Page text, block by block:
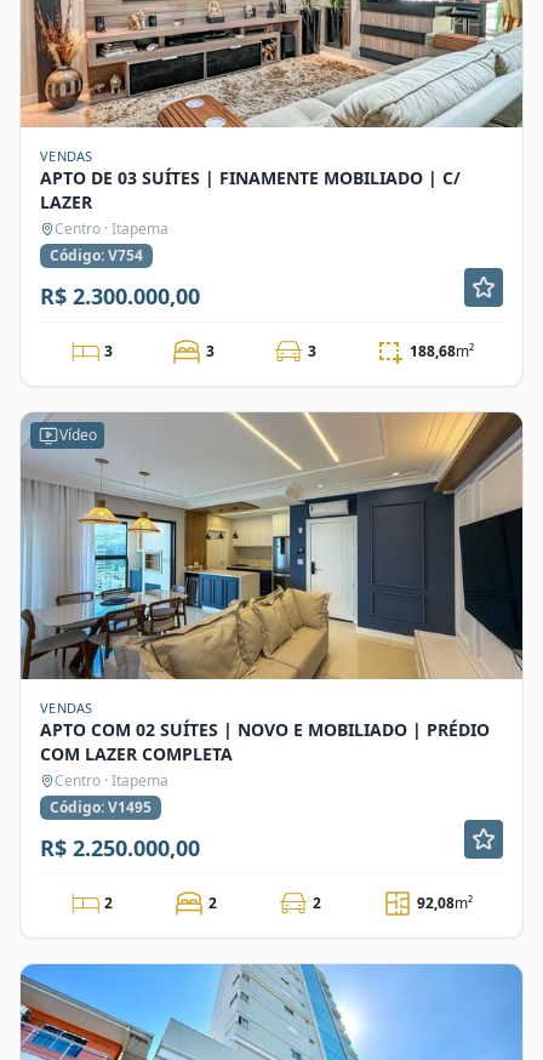
VENDAS
APTO DE 03 SUÍTES | FINAMENTE MOBILIADO | C/
LAZER
Centro · Itapema
Código: V754
R$ 2.300.000,00
3 3 3 188,68m²
Vídeo
VENDAS
APTO COM 02 SUÍTES | NOVO E MOBILIADO | PRÉDIO
COM LAZER COMPLETA
Centro · Itapema
Código: V1495
R$ 2.250.000,00
2 2 2 92,08m²